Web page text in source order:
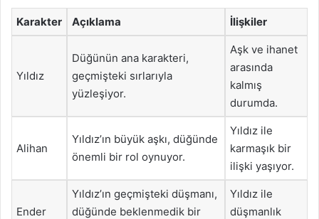
Karakter Açıklama İlişkiler
Yıldız
Düğünün ana karakteri,
geçmişteki sırlarıyla
yüzleşiyor.
Aşk ve ihanet
arasında
kalmış
durumda.
Alihan
Yıldız’ın büyük aşkı, düğünde
önemli bir rol oynuyor.
Yıldız ile
karmaşık bir
ilişki yaşıyor.
Ender
Yıldız’ın geçmişteki düşmanı,
düğünde beklenmedik bir
Yıldız ile
düşmanlık